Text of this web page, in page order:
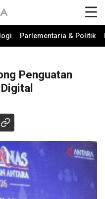
Parlementaria & Politik
Penguatan